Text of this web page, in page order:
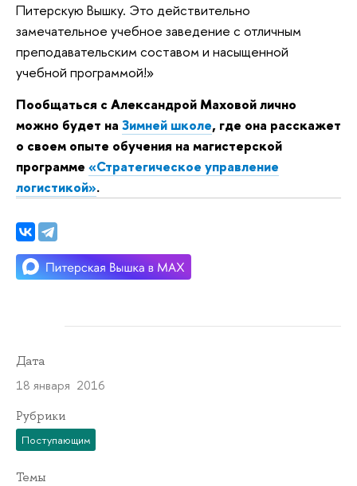
Питерскую Вышку. Это действительно
замечательное учебное заведение с отличным
преподавательским составом и насыщенной
учебной программой!»
Пообщаться с Александрой Маховой лично
можно будет на Зимней школе, где она расскажет
о своем опыте обучения на магистерской
программе «Стратегическое управление
логистикой».
Дата
18 января 2016
Рубрики
Поступающим
Темы